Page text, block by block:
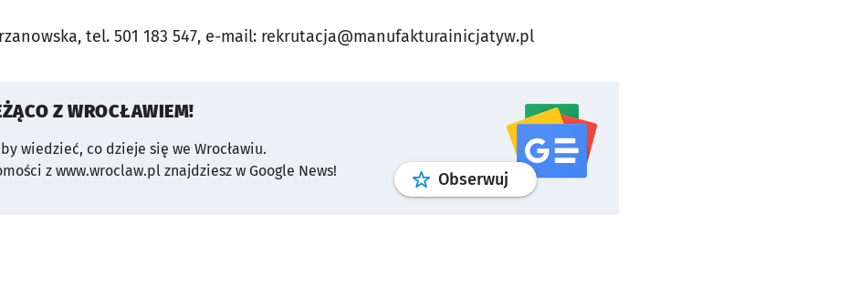
tel. 501 183 547, e-mail: rekrutacja@manufakturainicjatyw.pl
Z WROCŁAWIEM!
wiedzieć, co dzieje się we Wrocławiu.
z www.wroclaw.pl znajdziesz w Google News!
Obserwuj profilgoogle news